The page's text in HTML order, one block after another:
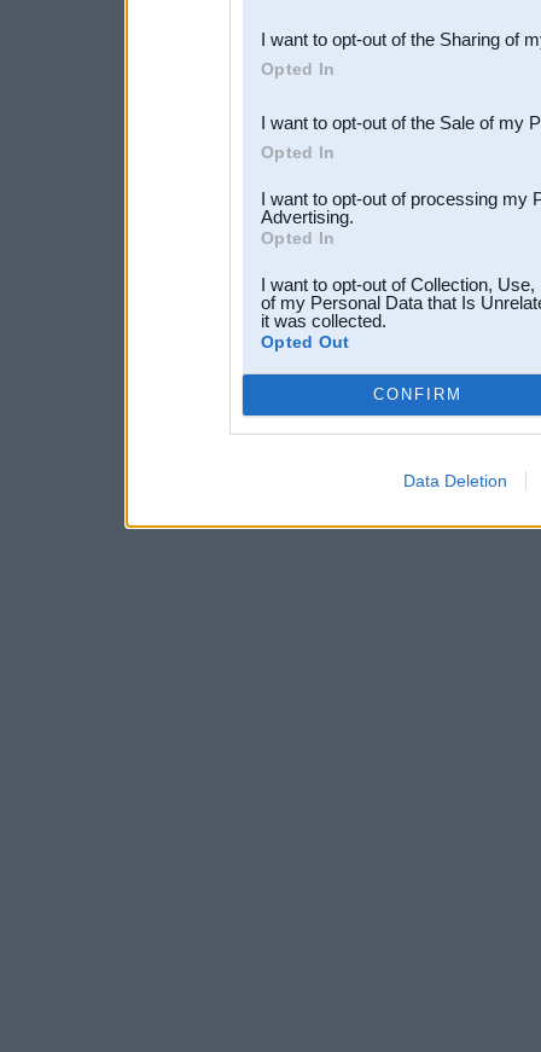
Downstream Participants
third parties.
I want to opt-out of the Sharing of
Opted In
I want to opt-out of the Sale of my
Opted In
I want to opt-out of processing my
Advertising.
Opted In
I want to opt-out of Collection,
of my Personal Data that Is
it was collected.
Opted Out
CONFIRM
Data Deletion